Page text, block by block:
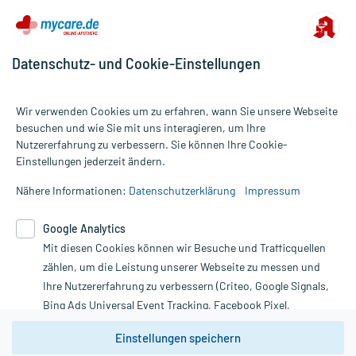
Alle Preise gelten inkl. MwSt., ggf. zzgl. Versandkosten
Informationen auf dieser Website werden ausschließlich für
die Untersuchung und Behandlung durch einen Arzt. Bitte
Therapien eingeleitet werden können. | Diese Webseite benutzt
Google Analytics. Lesen Sie bitte dazu die wichtigen Hinweise in
unserer Datenschutzerklärung. Für den Widerruf einer Bestellung
nutzen Sie das Formular:
Vertrag widerrufen
Datenschutz- und Cookie-Einstellungen
Wir verwenden Cookies um zu erfahren, wann Sie unsere Webseite
besuchen und wie Sie mit uns interagieren, um Ihre
Nutzererfahrung zu verbessern. Sie können Ihre Cookie-
Einstellungen jederzeit ändern.
Nähere Informationen: Datenschutzerklärung Impressum
Google Analytics
Mit diesen Cookies können wir Besuche und Trafficquellen
zählen, um die Leistung unserer Webseite zu messen und
Ihre Nutzererfahrung zu verbessern (Criteo, Google Signals,
Bing Ads Universal Event Tracking, Facebook Pixel,
Youtube-Social Plugin).
Einstellungen speichern